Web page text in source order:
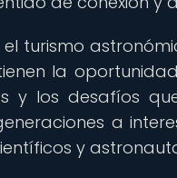
el turismo
la
y los desafíos
a
y